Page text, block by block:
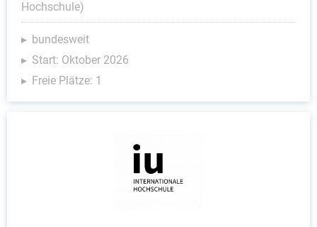
Hochschule)
bundesweit
Start: Oktober 2026
Freie Plätze: 1